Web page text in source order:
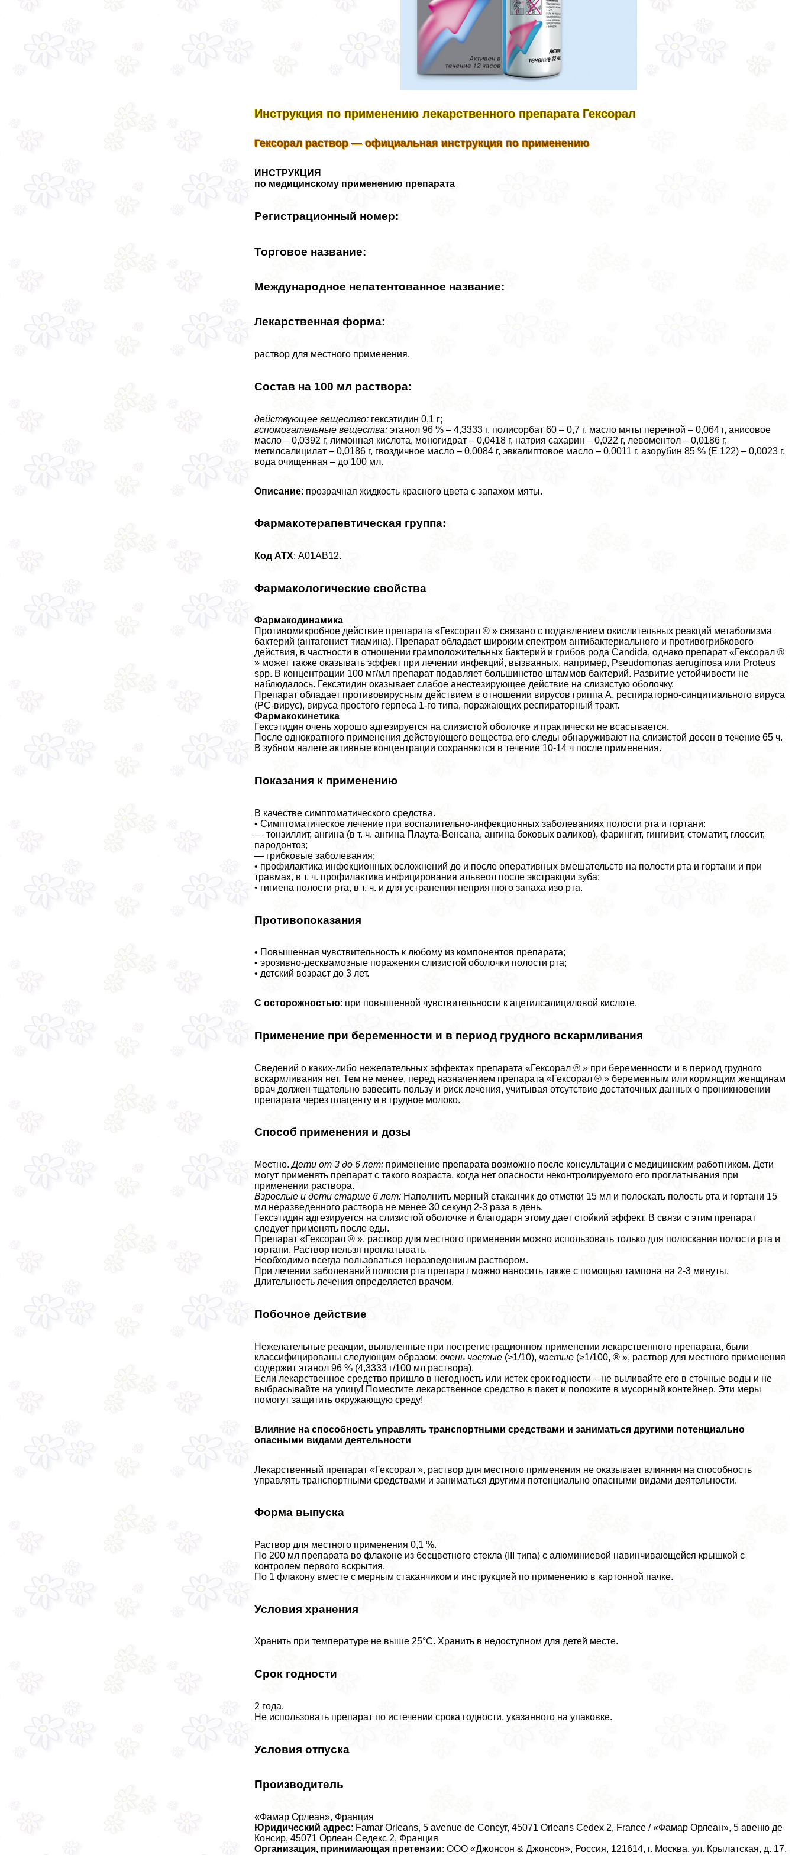
Инструкция по применению лекарственного препарата Гексорал
Гексорал раствор — официальная инструкция по применению
ИНСТРУКЦИЯ
по медицинскому применению препарата
Регистрационный номер:
Торговое название:
Международное непатентованное название:
Лекарственная форма:
раствор для местного применения.
Состав на 100 мл раствора:
действующее вещество: гексэтидин 0,1 г;
вспомогательные вещества: этанол 96 % – 4,3333 г, полисорбат 60 – 0,7 г, масло мяты перечной – 0,064 г, анисовое
масло – 0,0392 г, лимонная кислота, моногидрат – 0,0418 г, натрия сахарин – 0,022 г, левоментол – 0,0186 г,
метилсалицилат – 0,0186 г, гвоздичное масло – 0,0084 г, эвкалиптовое масло – 0,0011 г, азорубин 85 % (Е 122) – 0,0023 г,
вода очищенная – до 100 мл.
Описание: прозрачная жидкость красного цвета с запахом мяты.
Фармакотерапевтическая группа:
Код АТХ: А01АВ12.
Фармакологические свойства
Фармакодинамика
Противомикробное действие препарата «Гексорал ® » связано с подавлением окислительных реакций метаболизма
бактерий (антагонист тиамина). Препарат обладает широким спектром антибактериального и противогрибкового
действия, в частности в отношении грамположительных бактерий и грибов рода Candida, однако препарат «Гексорал ®
» может также оказывать эффект при лечении инфекций, вызванных, например, Pseudomonas aeruginosa или Proteus
spp. В концентрации 100 мг/мл препарат подавляет большинство штаммов бактерий. Развитие устойчивости не
наблюдалось. Гексэтидин оказывает слабое анестезирующее действие на слизистую оболочку.
Препарат обладает противовирусным действием в отношении вирусов гриппа А, респираторно-синцитиального вируса
(РС-вирус), вируса простого гepпeса 1-го типа, поражающих респираторный тpaкт.
Фармакокинетика
Гексэтидин очень хорошо адгезируется на слизистой оболочке и пpaктически не всасывается.
После однократного применения действующего вещества его следы обнаруживают на слизистой десен в течение 65 ч.
В зубном налете активные концентрации сохраняются в течение 10-14 ч после применения.
Показания к применению
В качестве симптоматического средства.
• Симптоматическое лечение при воспалительно-инфекционных заболеваниях полости рта и гортани:
— тонзиллит, ангина (в т. ч. ангина Плаута-Венсана, ангина боковых валиков), фарингит, гингивит, стоматит, глоссит,
пародонтоз;
— грибковые заболевания;
• профилактика инфекционных осложнений до и после оперативных вмешательств на полости рта и гортани и при
травмах, в т. ч. профилактика инфицирования альвеол после экстpaкции зуба;
• гигиена полости рта, в т. ч. и для устранения неприятного запаха изо рта.
Противопоказания
• Повышенная чувствительность к любому из компонентов препарата;
• эрозивно-десквамозные поражения слизистой оболочки полости рта;
• детский возраст до 3 лет.
С осторожностью: при повышенной чувствительности к ацетилсалициловой кислоте.
Применение при беременности и в период грудного вскармливания
Сведений о каких-либо нежелательных эффектах препарата «Гексорал ® » при беременности и в период грудного
вскармливания нет. Тем не менее, перед назначением препарата «Гексорал ® » беременным или кормящим женщинам
врач должен тщательно взвесить пользу и риск лечения, учитывая отсутствие достаточных данных о проникновении
препарата через плаценту и в грудное молоко.
Способ применения и дозы
Местно.Дети от 3 до 6 лет: применение препарата возможно после консультации с медицинским работником. Дети
могут применять препарат с такого возраста, когда нет опасности неконтролируемого его проглатывания при
применении раствора.
Взрослые и дети старше 6 лет: Наполнить мерный стаканчик до отметки 15 мл и полоскать полость рта и гортани 15
мл неразведенного раствора не менее 30 секунд 2-3 раза в день.
Гексэтидин адгезируется на слизистой оболочке и благодаря этому дает стойкий эффект. В связи с этим препарат
следует применять после еды.
Препарат «Гексорал ® », раствор для местного применения можно использовать только для полоскания полости рта и
гортани. Раствор нельзя проглатывать.
Необходимо всегда пользоваться неразведениым раствором.
При лечении заболеваний полости рта препарат можно наносить также с помощью тампона на 2-3 минуты.
Длительность лечения определяется врачом.
Побочное действие
Нежелательные реакции, выявленные при пострегистрационном применении лекарственного препарата, были
классифицированы следующим образом:очень частые (>1/10), частые (≥1/100, ® », раствор для местного применения
содержит этанол 96 % (4,3333 г/100 мл раствора).
Если лекарственное средство пришло в негодность или истек срок годности – не выливайте его в сточные воды и не
выбрасывайте на улицу! Поместите лекарственное средство в пакет и положите в мусорный контейнер. Эти меры
помогут защитить окружающую среду!
Влияние на способность управлять трaнcпортными средствами и заниматься другими потенциально
опасными видами деятельности
Лекарственный препарат «Гексорал », раствор для местного применения не оказывает влияния на способность
управлять трaнcпортными средствами и заниматься другими потенциально опасными видами деятельности.
Форма выпуска
Раствор для местного применения 0,1 %.
По 200 мл препарата во флаконе из бесцветного стекла (III типа) с алюминиевой навинчивающейся крышкой с
контролем первого вскрытия.
По 1 флакону вместе с мерным стаканчиком и инструкцией по применению в картонной пачке.
Условия хранения
Хранить при температуре не выше 25°С. Хранить в недоступном для детей месте.
Срок годности
2 года.
Не использовать препарат по истечении срока годности, указанного на упаковке.
Условия отпуска
Производитель
«Фамар Орлеан», Франция
Юридический адрес: Famar Orleans, 5 avenue de Concyr, 45071 Orleans Cedex 2, France / «Фамар Орлеан», 5 авеню де
Консир, 45071 Орлеан Седекс 2, Франция
Организация, принимающая претензии: ООО «Джонсон & Джонсон», Россия, 121614, г. Москва, ул. Крылатская, д. 17,